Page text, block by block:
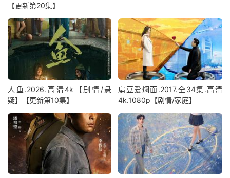
【更新第20集】
人鱼.2026.高清4k【剧情/悬
疑】【更新第10集】
扁豆爱焖面.2017.全34集.高清
4k.1080p【剧情/家庭】